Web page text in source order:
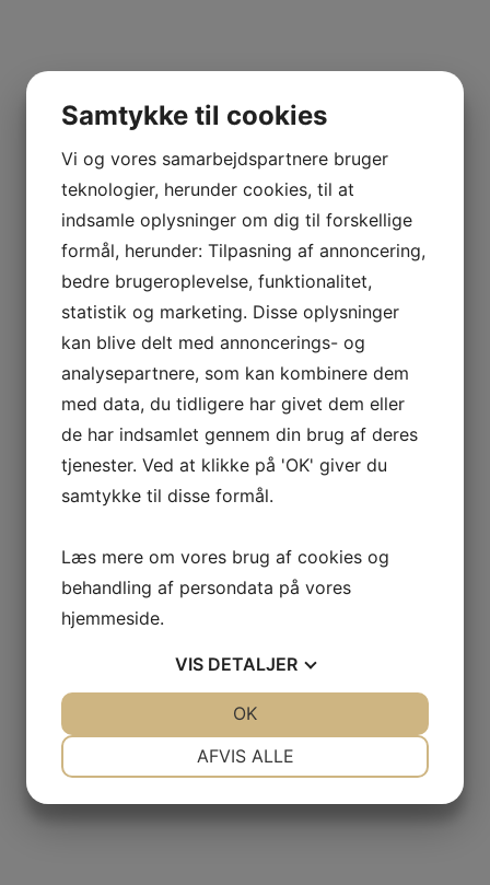
LÆS MERE
Exclusive Black Logo Shirt
£140.00
Samtykke til cookies
Vi og vores samarbejdspartnere bruger
teknologier, herunder cookies, til at
indsamle oplysninger om dig til forskellige
formål, herunder: Tilpasning af annoncering,
bedre brugeroplevelse, funktionalitet,
statistik og marketing. Disse oplysninger
kan blive delt med annoncerings- og
analysepartnere, som kan kombinere dem
med data, du tidligere har givet dem eller
de har indsamlet gennem din brug af deres
tjenester. Ved at klikke på 'OK' giver du
samtykke til disse formål.
Læs mere om vores brug af cookies og
behandling af persondata på vores
hjemmeside.
VIS DETALJER
AFVIS ALLE
OK